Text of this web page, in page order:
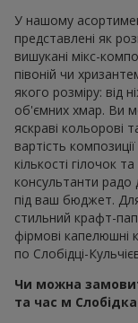
У нашому
представлені як
вишукані мікс-
півоній чи
якого розміру: від
об'ємних хмар. Ви
яскраві кольорові
вартість
кількості гілочок
консультанти радо
під ваш бюджет.
стильний крафт-
фірмові
по Слобідці-
Чи можна
та час м